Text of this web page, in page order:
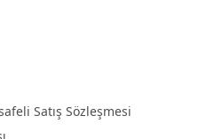
Satış Sözleşmesi